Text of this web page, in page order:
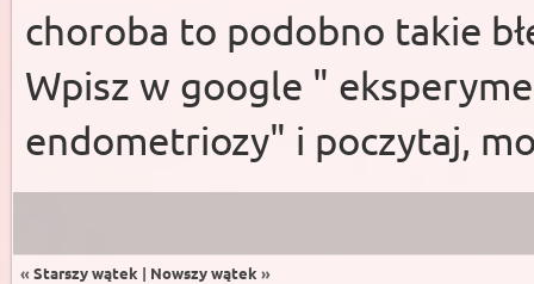
choroba to podobno takie
Wpisz w google "
endometriozy" i poczytaj,
« Starszy wątek | Nowszy wątek »